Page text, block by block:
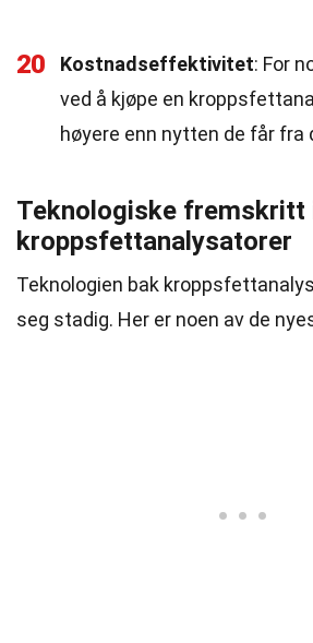
20 Kostnadseffektivitet: For
ved å kjøpe en
høyere enn nytten de får fra
Teknologiske fremskritt
kroppsfettanalysatorer
Teknologien bak
seg stadig. Her er noen av de